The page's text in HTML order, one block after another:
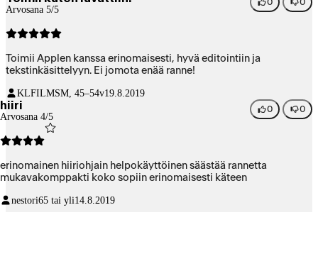
Arvosana 5/5
0 0
Toimii Applen kanssa erinomaisesti, hyvä editointiin ja
tekstinkäsittelyyn. Ei jomota enää ranne!
KLFILMSM, 45–54v19.8.2019
hiiri
Arvosana 4/5
0 0
erinomainen hiiriohjain helpokäyttöinen säästää rannetta
mukavakomppakti koko sopiin erinomaisesti käteen
nestori65 tai yli14.8.2019